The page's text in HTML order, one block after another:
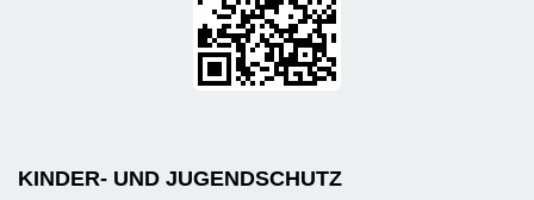
KINDER- UND JUGENDSCHUTZ